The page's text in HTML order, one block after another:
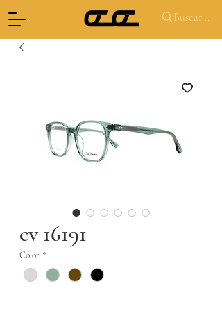
cv 16191
Color *